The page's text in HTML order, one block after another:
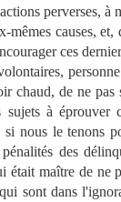
perverses,
mêmes causes,
ces
chaud, de ne
à éprouver
nous le tenons
des
était maître de ne
sont dans